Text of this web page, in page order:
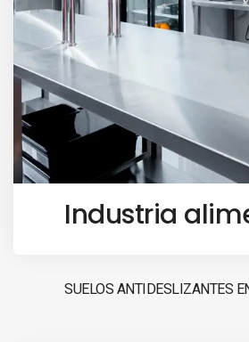
Industria
SUELOS ANTIDESLIZANTES